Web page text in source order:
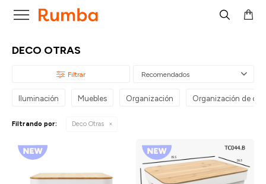

DECO OTRAS
Recomendados
Iluminación Muebles Organización Organización de
Filtrando por: Deco Otras